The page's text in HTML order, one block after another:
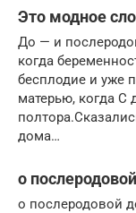
Это модное
До — и
когда
бесплодие и уже
матерью, когда С
дома…
о
о послеродовой